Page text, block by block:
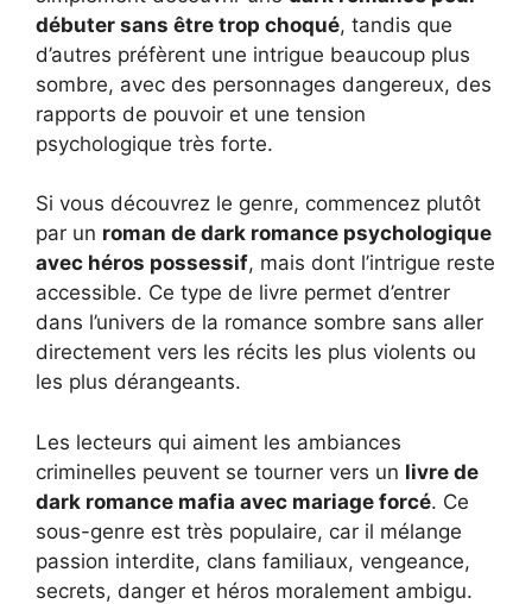
débuter sans être trop choqué, tandis que
d’autres préfèrent une intrigue beaucoup plus
sombre, avec des personnages dangereux, des
rapports de pouvoir et une tension
psychologique très forte.
Si vous découvrez le genre, commencez plutôt
par un roman de dark romance psychologique
avec héros possessif, mais dont l’intrigue reste
accessible. Ce type de livre permet d’entrer
dans l’univers de la romance sombre sans aller
directement vers les récits les plus violents ou
les plus dérangeants.
Les lecteurs qui aiment les ambiances
criminelles peuvent se tourner vers un livre de
dark romance mafia avec mariage forcé. Ce
sous-genre est très populaire, car il mélange
passion interdite, clans familiaux, vengeance,
secrets, danger et héros moralement ambigu.